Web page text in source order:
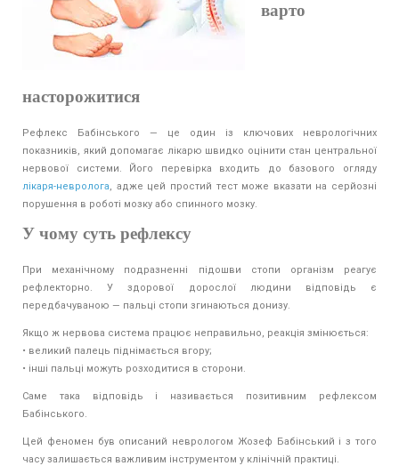
варто
насторожитися
Рефлекс Бабінського — це один із ключових неврологічних
показників, який допомагає лікарю швидко оцінити стан центральної
нервової системи. Його перевірка входить до базового огляду
лікаря-невролога, адже цей простий тест може вказати на серйозні
порушення в роботі мозку або спинного мозку.
У чому суть рефлексу
При механічному подразненні підошви стопи організм реагує
рефлекторно. У здорової дорослої людини відповідь є
передбачуваною — пальці стопи згинаються донизу.
Якщо ж нервова система працює неправильно, реакція змінюється:
• великий палець піднімається вгору;
• інші пальці можуть розходитися в сторони.
Саме така відповідь і називається позитивним рефлексом
Бабінського.
Цей феномен був описаний неврологом Жозеф Бабінський і з того
часу залишається важливим інструментом у клінічній практиці.